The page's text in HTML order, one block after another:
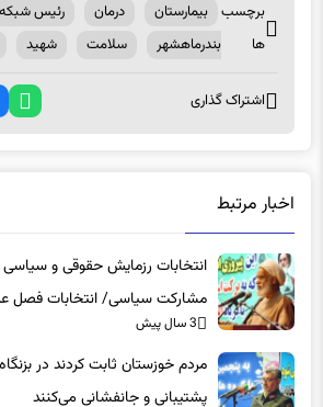
برچسب
ها
بیمارستان درمان
رئیس
بندرماهشهر
سلامت شهید
اشتراک گذاری
اخبار مرتبط
انتخابات رزمایش حقوقی و
مشارکت سیاسی/ انتخابات فصل
3 سال پیش
مردم خوزستان ثابت کردند در
پشتیبانی و جانفشانی می‌کنند